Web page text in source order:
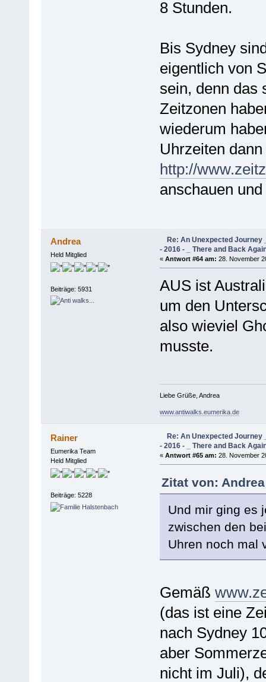
8 Stunden.
Bis Sydney
eigentlich von
sein, denn das
Zeitzonen
wiederum
Uhrzeiten
http://
anschauen
Andrea
Held Mitglied
Beiträge: 5931
Re: An Unexpected Journey
- 2016 - _ There and Back
« Antwort #64 am: 28. November
AUS ist
um den
also wieviel
musste.
Liebe Grüße, Andrea
www.antiwalks.eumerika.de
Rainer
Eumerika Team
Held Mitglied
Beiträge: 5228
Re: An Unexpected Journey
- 2016 - _ There and Back
« Antwort #65 am: 28. November
Zitat von:
Und mir ging es
zwischen den
Uhren noch mal
Gemäß
(das ist eine
nach Sydney
aber
nicht im Juli),